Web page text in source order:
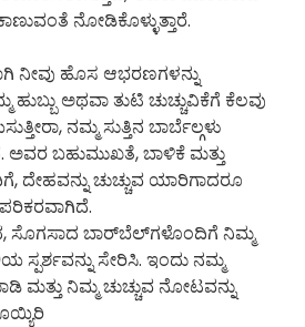
ನೋಡಿಕೊಳ್ಳುತ್ತಾರೆ.
ನೀವು ಹೊಸ ಆಭರಣಗಳನ್ನು
ಹುಬ್ಬು ಅಥವಾ ತುಟಿ ಚುಚ್ಚುವಿಕೆಗೆ ಕೆಲವು
ನಮ್ಮ ಸುತ್ತಿನ ಬಾರ್ಬೆಲ್ಗಳು
ಬಹುಮುಖತೆ, ಬಾಳಿಕೆ ಮತ್ತು
ದೇಹವನ್ನು ಚುಚ್ಚುವ ಯಾರಿಗಾದರೂ
ಸೊಗಸಾದ ಬಾರ್‌ಬೆಲ್‌ಗಳೊಂದಿಗೆ ನಿಮ್ಮ
ಸ್ಪರ್ಶವನ್ನು ಸೇರಿಸಿ. ಇಂದು ನಮ್ಮ
ಮತ್ತು ನಿಮ್ಮ ಚುಚ್ಚುವ ನೋಟವನ್ನು